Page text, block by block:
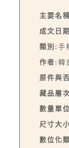
主要名
成文日
類別: 手
作者: 韓
原件與
藏品層
數量單
尺寸大
數位化